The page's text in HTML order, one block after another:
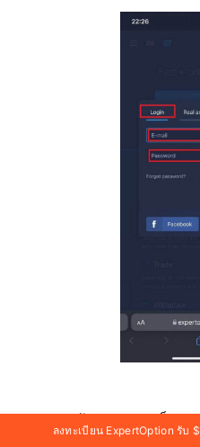
หลังจากเข้าสู่ระบบสำเร็จ
การเริ่มต้นการซื้อขายจริ
ลงทะเบียน ExpertOption รั